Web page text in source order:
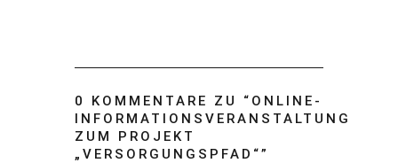
0 KOMMENTARE ZU “ ONLINE-
INFORMATIONSVERANSTALTUNG
ZUM PROJEKT
„VERSORGUNGSPFAD“”